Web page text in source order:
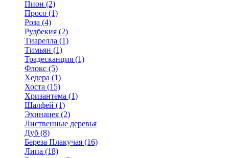
Пион (2)
Просо (1)
Роза (4)
Рудбекия (2)
Тиарелла (1)
Тимьян (1)
Традесканция (1)
Флокс (5)
Хедера (1)
Хоста (15)
Хризантема (1)
Шалфей (1)
Эхинацея (2)
Лиственные деревья
Дуб (8)
Береза Плакучая (16)
Липа (18)